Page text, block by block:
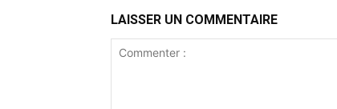
LAISSER UN COMMENTAIRE